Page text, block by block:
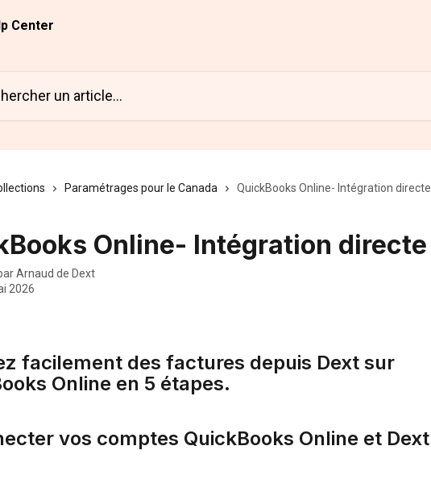
Paramétrages pour le Canada QuickBooks Online- Intégration directe
Online- Intégration directe
Arnaud de Dext
2026
facilement des factures depuis Dext sur
Online en 5 étapes.
vos comptes QuickBooks Online et Dext